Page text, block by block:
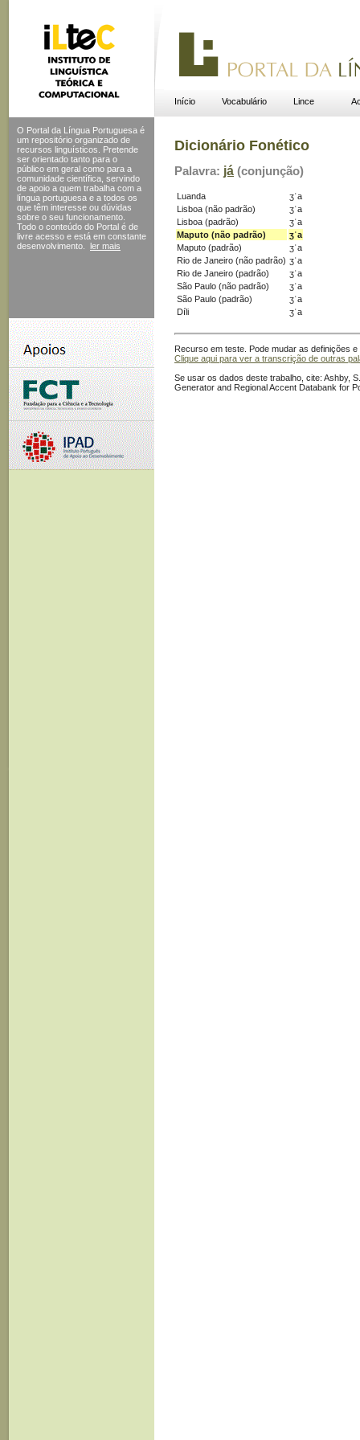
Início Vocabulário Lince
O Portal da Língua Portuguesa é
um repositório organizado de
recursos linguísticos. Pretende
ser orientado tanto para o
público em geral como para a
comunidade científica, servindo
de apoio a quem trabalha com a
língua portuguesa e a todos os
que têm interesse ou dúvidas
sobre o seu funcionamento.
Todo o conteúdo do Portal é de
livre acesso e está em constante
desenvolvimento.
ler mais
Dicionário Fonético
Palavra: já (conjunção)
Luanda
ʒˈa
Lisboa (não padrão)
ʒˈa
Lisboa (padrão)
ʒˈa
Maputo (não padrão)
ʒˈa
Maputo (padrão)
ʒˈa
Rio de Janeiro (não padrão) ʒˈa
Rio de Janeiro (padrão)
ʒˈa
São Paulo (não padrão)
ʒˈa
São Paulo (padrão)
ʒˈa
Díli
ʒˈa
Recurso em teste. Pode mudar as definições
Clique aqui para ver a transcrição de outras
Se usar os dados deste trabalho, cite: Ashby,
Generator and Regional Accent Databank for